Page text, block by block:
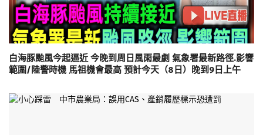
白海豚颱風今起逼近 今晚到周日風雨最劇 氣象署最新路徑.影響
範圍/陸警時機 馬祖機會最高 預計今天（8日）晚到9日上午